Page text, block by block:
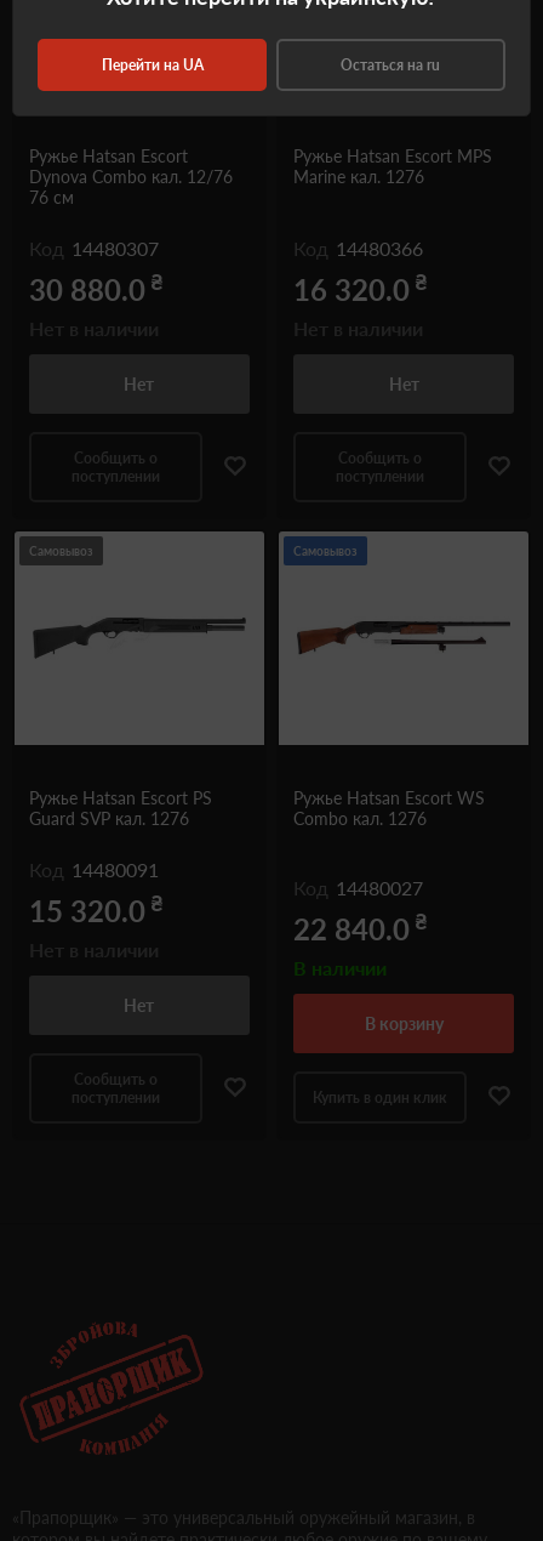
Ружье Hatsan Escort
Dynova Combo кал. 12/76
76 см
Код 14480307
30 880.0 ₴
Нет
Сообщить о
поступлении
Ружье Hatsan Escort MPS
Marine кал. 1276
Код 14480366
16 320.0 ₴
Нет
Сообщить о
поступлении
Самовывоз
Ружье Hatsan Escort PS
Guard SVP кал. 1276
Код 14480091
15 320.0 ₴
Нет
Сообщить о
поступлении
Самовывоз
Ружье Hatsan Escort WS
Combo кал. 1276
Код 14480027
22 840.0 ₴
В наличии
в корзину
Купить в один клик
«Прапорщик» — это универсальный оружейный магазин, в
Перейти на UA Остаться на ru